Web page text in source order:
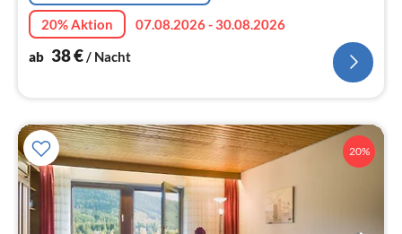
20% Aktion
07.08.2026 - 30.08.2026
ab 38€ / Nacht
20%